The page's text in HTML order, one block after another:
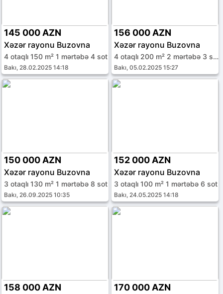
145 000 AZN
Xəzər rayonu Buzovna
4 otaqlı 150 m² 1 mərtəbə 4 sot
Bakı, 28.02.2025 14:18
156 000 AZN
Xəzər rayonu Buzovna
4 otaqlı 200 m² 2 mərtəbə 3 sot
Bakı, 05.02.2025 15:27
150 000 AZN
Xəzər rayonu Buzovna
3 otaqlı 130 m² 1 mərtəbə 8 sot
Bakı, 26.09.2025 10:35
152 000 AZN
Xəzər rayonu Buzovna
3 otaqlı 100 m² 1 mərtəbə 6 sot
Bakı, 24.05.2025 14:18
158 000 AZN 170 000 AZN